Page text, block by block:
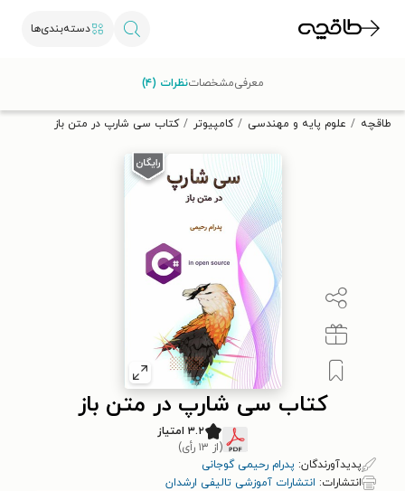
دسته‌بندی‌ها
تخفیف از طاقچه دریافت کن.
طاقچه علوم پایه و مهندسی کامپیوتر کتاب سی شارپ در متن باز
کتاب سی شارپ در متن باز
۳.۲ امتیاز
(از ۱۳ رأی)
پدیدآورندگان: پدرام رحیمی گوجانی
انتشارات: انتشارات آموزشی تالیفی ارشدان
معرفیمشخصاتنظرات (۴)